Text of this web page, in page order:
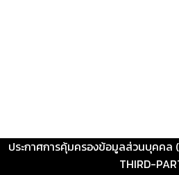
ประกาศการคุ้มครองข้อมูลส่วนบุคคล
THIRD-